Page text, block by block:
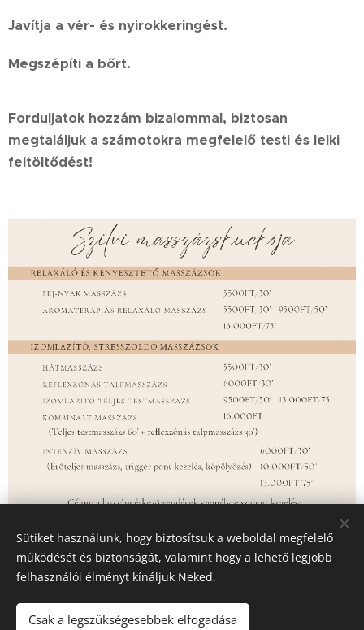
Javítja a vér- és nyirokkeringést.
Megszépíti a bőrt.
Forduljatok hozzám bizalommal, biztosan
megtaláljuk a számotokra megfelelő testi és lelki
feltöltődést!
masszázs árlista
Sütiket használunk, hogy biztosítsuk a weboldal megfelelő
működését és biztonságát, valamint hogy a lehető legjobb
felhasználói élményt kínáljuk Neked.
Csak a legszükségesebbek elfogadása